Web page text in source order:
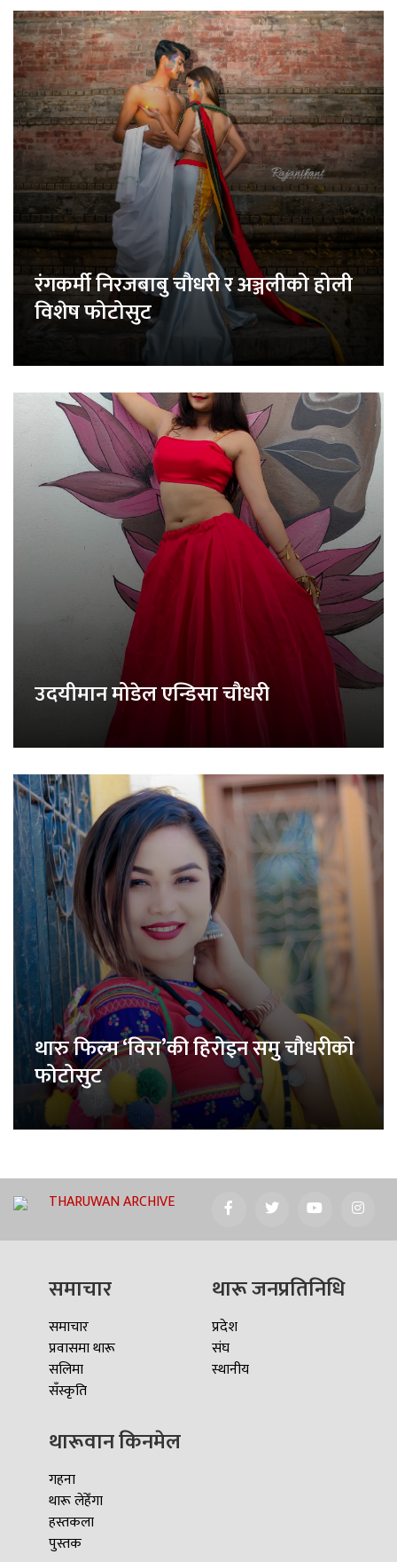
रंगकर्मी निरजबाबु चौधरी र अञ्जलीको होली
विशेष फोटोसुट
उदयीमान मोडेल एन्डिसा चौधरी
थारु फिल्म ‘विरा’की हिरोइन समु चौधरीको
फोटोसुट
THARUWAN ARCHIVE
समाचार
समाचार
प्रवासमा थारू
सलिमा
सँस्कृति
थारू जनप्रतिनिधि
प्रदेश
संघ
स्थानीय
थारूवान किनमेल
गहना
थारू लेहेँगा
हस्तकला
पुस्तक